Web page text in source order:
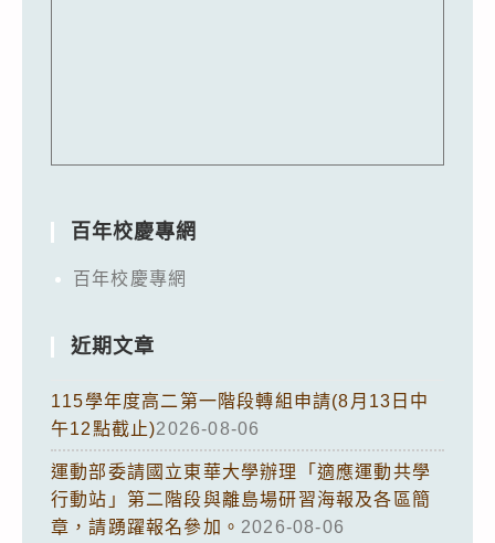
百年校慶專網
百年校慶專網
近期文章
115學年度高二第一階段轉組申請(8月13日中
午12點截止)2026-08-06
運動部委請國立東華大學辦理「適應運動共學
行動站」第二階段與離島場研習海報及各區簡
章，請踴躍報名參加。 2026-08-06